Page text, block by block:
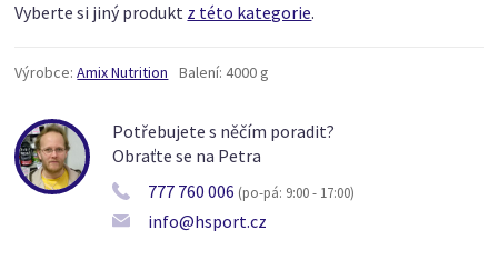
Vyberte si jiný produkt z této kategorie.
Výrobce: Amix Nutrition Balení: 4000 g
Potřebujete s něčím poradit?
Obraťte se na Petra
777 760 006 (po-pá: 9:00 - 17:00)
info@hsport.cz